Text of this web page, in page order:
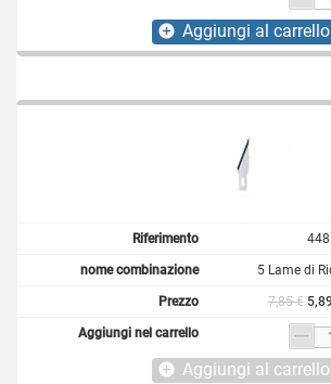
add_circle Aggiungi al carrello
5 Lame di
7,85 €
add_circle Aggiungi al carrello